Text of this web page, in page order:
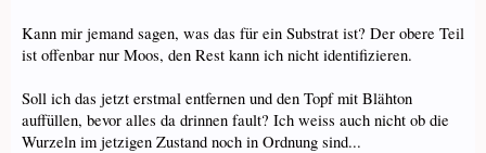
Kann mir jemand sagen, was das für ein Substrat ist? Der obere Teil
ist offenbar nur Moos, den Rest kann ich nicht identifizieren.
Soll ich das jetzt erstmal entfernen und den Topf mit Blähton
auffüllen, bevor alles da drinnen fault? Ich weiss auch nicht ob die
Wurzeln im jetzigen Zustand noch in Ordnung sind...